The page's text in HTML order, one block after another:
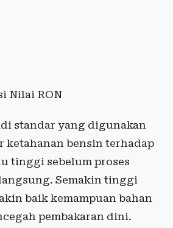
Nilai RON
standar yang digunakan
ketahanan bensin terhadap
tinggi sebelum proses
Semakin tinggi
baik kemampuan bahan
pembakaran dini.